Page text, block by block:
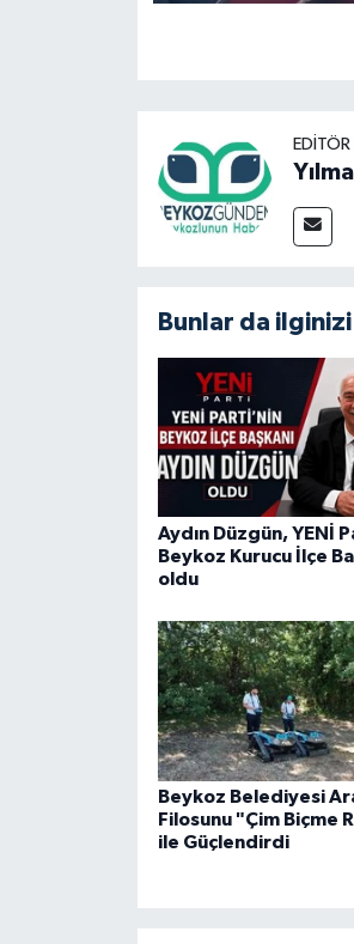
Bunlar da
Aydın Düzgün, YENİ
Beykoz Kurucu İlçe
oldu
Beykoz Belediyesi
Filosunu "Çim Biçme
ile Güçlendirdi